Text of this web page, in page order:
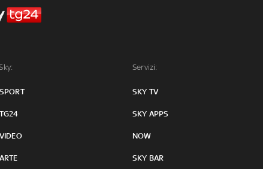
Servizi:
SKY TV
SKY APPS
NOW
SKY BAR